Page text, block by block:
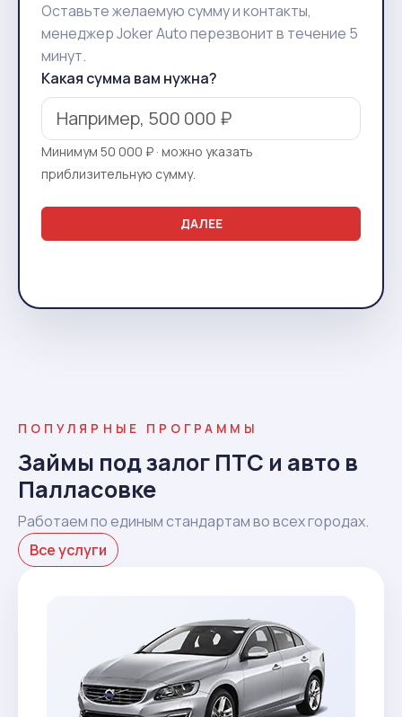
Оставьте желаемую сумму и контакты,
менеджер Joker Auto перезвонит в течение 5
минут.
Какая сумма вам нужна?
Минимум 50 000 ₽ · можно указать
приблизительную сумму.
ДАЛЕЕ
ПОПУЛЯРНЫЕ ПРОГРАММЫ
Займы под залог ПТС и авто в
Палласовке
Работаем по единым стандартам во всех городах.
Все услуги